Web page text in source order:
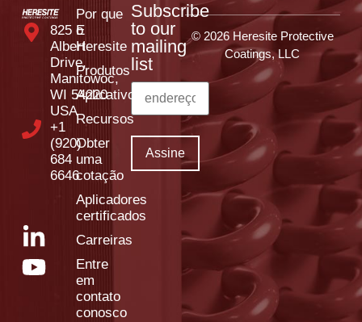
825 E
Albert
Drive,
Manitowoc,
WI 54220
USA
+1
(920)
684
6646
Por que
o
Heresite
Produtos
Aplicativos
Recursos
Obter
uma
cotação
Aplicadores
certificados
Carreiras
Entre
em
contato
conosco
Subscribe
to our
mailing
list
© 2026 Heresite Protective
Coatings, LLC